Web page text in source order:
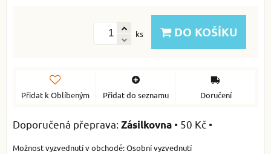
ks DO KOŠÍKU
Přidat k Oblíbeným Přidat do seznamu Doručení
Zásilkovna • 50 Kč •
Osobní vyzvednutí